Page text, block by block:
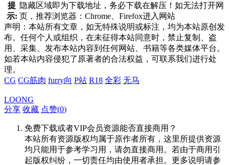
提
示:
隐藏区域即为下载地址，务必下载在解压！如无法打开网
页，推荐浏览器：Chrome、Firefox进入网站
声明：本站所有文章，如无特殊说明或标注，均为本站原创发
布。任何个人或组织，在未征得本站同意时，禁止复制、盗
用、采集、发布本站内容到任何网站、书籍等各类媒体平台。
如若本站内容侵犯了原著者的合法权益，可联系我们进行处
理。
CG CG筋肉 furry向 P站 R18 全彩 无马
LOONG
分享 收藏 点赞(0)
免费下载或者VIP会员资源能否直接商用？
本站所有资源版权均属于原作者所有，这里所提供资源
均只能用于参考学习用，请勿直接商用。若由于商用引
起版权纠纷，一切责任均由使用者承担。更多说明请参